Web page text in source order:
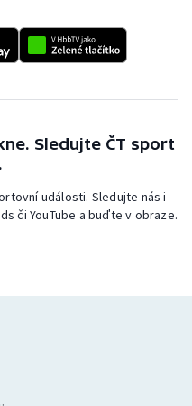
Sledujte ČT sport
události. Sledujte nás i
či YouTube a buďte v obraze.